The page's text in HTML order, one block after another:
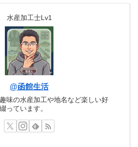
水産加工士Lv1
@函館生活
味の水産加工や地名など楽しい好
っています。